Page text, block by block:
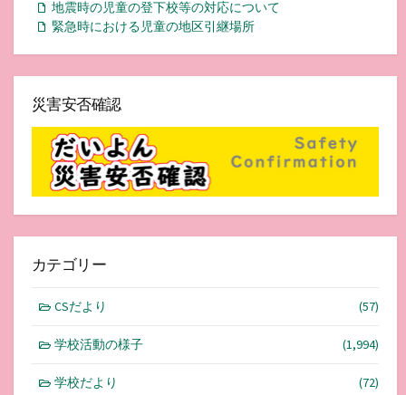
地震時の児童の登下校等の対応について
緊急時における児童の地区引継場所
災害安否確認
カテゴリー
CSだより (57)
学校活動の様子 (1,994)
学校だより (72)